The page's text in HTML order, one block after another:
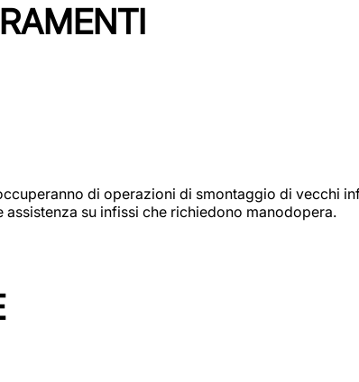
di operazioni di smontaggio di vecchi
su infissi che richiedono manodopera.